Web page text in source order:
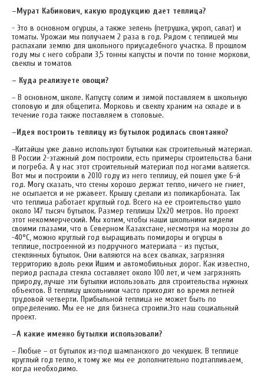
–Мурат Кабинович, какую продукцию дает теплица?
- Это в основном огурцы, а также зелень (петрушка, укроп, салат) и
томаты. Урожаи мы получаем 2 раза в год. Рядом с теплицей мы
распахали землю для школьного приусадебного участка. В прошлом
году мы с него собрали 3,5 тонны капусты и почти по тонне моркови,
свеклы и томатов
– Куда реализуете овощи?
– В основном, школе. Капусту солим и зимой поставляем в школьную
столовую и для общепита. Морковь и свеклу храним на складе и в
течение года также поставляем в столовые.
–Идея построить теплицу из бутылок родилась спонтанно?
–Китайцы уже давно используют бутылки как строительный материал.
В России 2-этажный дом построили, есть примеры строительства бани
и погреба. А у нас этот строительный материал под ногами валяется.
Вот мы и построили в 2010 году из него теплицу, ей пошел уже 6-й
год. Могу сказать, что стены хорошо держат тепло, ничего не гниет,
не осыпается и не ржавеет. Крышу сделали из поликарбоната. Так
что теплица работает круглый год. Всего на ее строительство ушло
около 147 тысяч бутылок. Размер теплицы 12x20 метров. Но проект
этот некоммерческий. Мы хотим, чтобы наши школьники видели
своими глазами, что в Северном Казахстане, несмотря на морозы до
-40°С, можно круглый год выращивать помидоры и огурцы в
теплице, построенной из подручного материала - из пустых,
стеклянных бутылок. Они валяются на всех свалках, загрязняя
территорию вдоль реки Ишим и автомобильных дорог. Как известно,
период распада стекла составляет около 100 лет, и чем загрязнять
природу, лучше эти бутылки использовать для строительства нужных
объектов. В теплицу школьники часто приходят во время летней
трудовой четверти. Прибыльной теплица не может быть по
определению. Мы ее не для бизнеса строили.Это наш социальный
проект.
–А какие именно бутылки использовали?
– Любые – от бутылок из-под шампанского до чекушек. В теплице
круглый год тепло, к тому же мы ее дополнительно подтапливаем,
когда необходимо.